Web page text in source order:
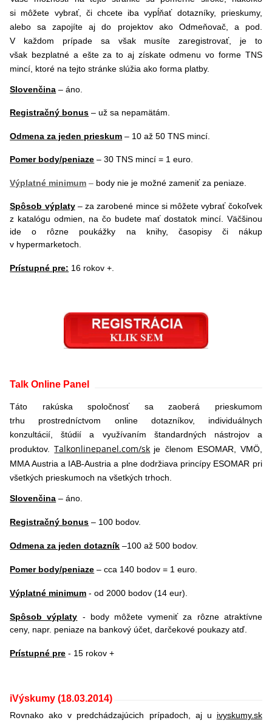
si môžete vybrať, či chcete iba vypĺňať dotazníky, prieskumy,
alebo sa zapojíte aj do projektov ako Odmeňovač, a pod.
V každom prípade sa však musíte zaregistrovať, je to
však bezplatné a ešte za to aj získate odmenu vo forme TNS
mincí, ktoré na tejto stránke slúžia ako forma platby.
Slovenčina – áno.
Registračný bonus –už sa nepamätám.
Odmena za jeden prieskum – 10 až 50 TNS mincí.
Pomer body/peniaze – 30 TNS mincí = 1 euro.
Výplatné minimum – body nie je možné zameniť za peniaze.
Spôsob výplaty –za zarobené mince si môžete vybrať čokoľvek
z katalógu odmien, na čo budete mať dostatok mincí. Väčšinou
ide o rôzne poukážky na knihy, časopisy či nákup
v hypermarketoch.
Prístupné pre: 16 rokov +.
Talk Online Panel
Táto rakúska spoločnosť sa zaoberá prieskumom
trhu prostredníctvom online dotazníkov, individuálnych
konzultácií, štúdií a využívaním štandardných nástrojov a
produktov.Talkonlinepanel.com/sk je členom ESOMAR, VMÖ,
MMA Austria a IAB-Austria a plne dodržiava princípy ESOMAR pri
všetkých prieskumoch na všetkých trhoch.
Slovenčina – áno.
Registračný bonus – 100 bodov.
Odmena za jeden dotazník –100 až 500 bodov.
Pomer body/peniaze – cca 140 bodov = 1 euro.
Výplatné minimum -od 2000 bodov (14 eur).
Spôsob výplaty - body môžete vymeniť za rôzne atraktívne
ceny, napr. peniaze na bankový účet, darčekové poukazy atď.
Prístupné pre - 15 rokov +
iVýskumy (18.03.2014)
Rovnako ako v predchádzajúcich prípadoch, aj u ivyskumy.sk